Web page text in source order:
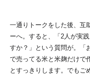
一通りトークをした後、互
ーへ。すると、「2人が実
すか？」という質問が。「
で売ってる米と米麹だけで
とすっきりします。でもご